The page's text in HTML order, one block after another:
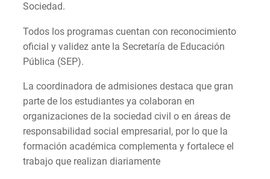
Sociedad.
Todos los programas cuentan con reconocimiento
oficial y validez ante la Secretaría de Educación
Pública (SEP).
La coordinadora de admisiones destaca que gran
parte de los estudiantes ya colaboran en
organizaciones de la sociedad civil o en áreas de
responsabilidad social empresarial, por lo que la
formación académica complementa y fortalece el
trabajo que realizan diariamente